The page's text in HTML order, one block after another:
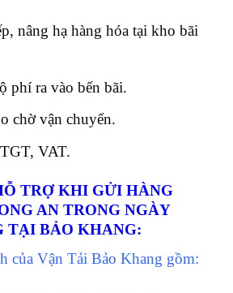
nâng hạ hàng hóa tại kho bãi
phí ra vào bến bãi.
chờ vận chuyển.
VAT.
TRỢ KHI GỬI HÀNG
AN TRONG NGÀY
TẠI BẢO KHANG:
của Vận Tải Bảo Khang gồm: